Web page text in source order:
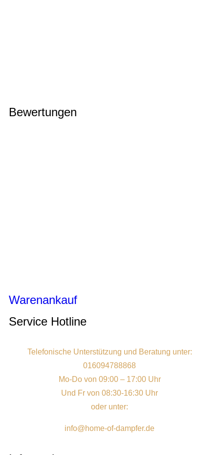
Bewertungen
Warenankauf
Service Hotline
Telefonische Unterstützung und Beratung unter:
016094788868
Mo-Do von 09:00 – 17:00 Uhr
Und Fr von 08:30-16:30 Uhr
oder unter:
info@home-of-dampfer.de